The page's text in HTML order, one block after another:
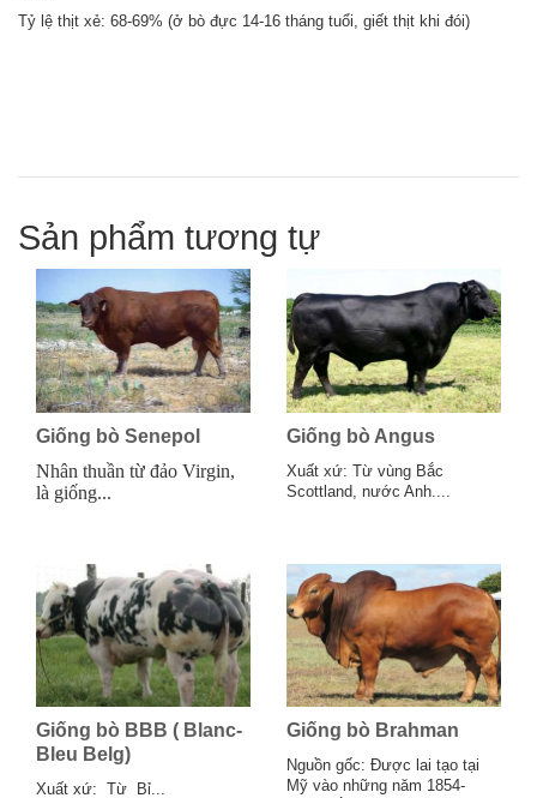
Tỷ lệ thịt xẻ: 68-69% (ở bò đực 14-16 tháng tuổi, giết thịt khi đói)
Sản phẩm tương tự
Giống bò Senepol
Nhân thuần từ đảo Virgin,
là giống...
Giống bò Angus
Xuất xứ: Từ vùng Bắc
Scottland, nước Anh....
Giống bò BBB ( Blanc-
Bleu Belg)
Xuất xứ: Từ Bỉ...
Giống bò Brahman
Nguồn gốc: Được lai tạo tại
Mỹ vào những năm 1854-